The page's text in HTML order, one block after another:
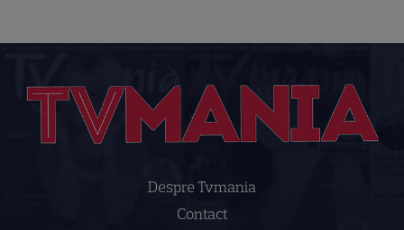
Despre Tvmania
Contact